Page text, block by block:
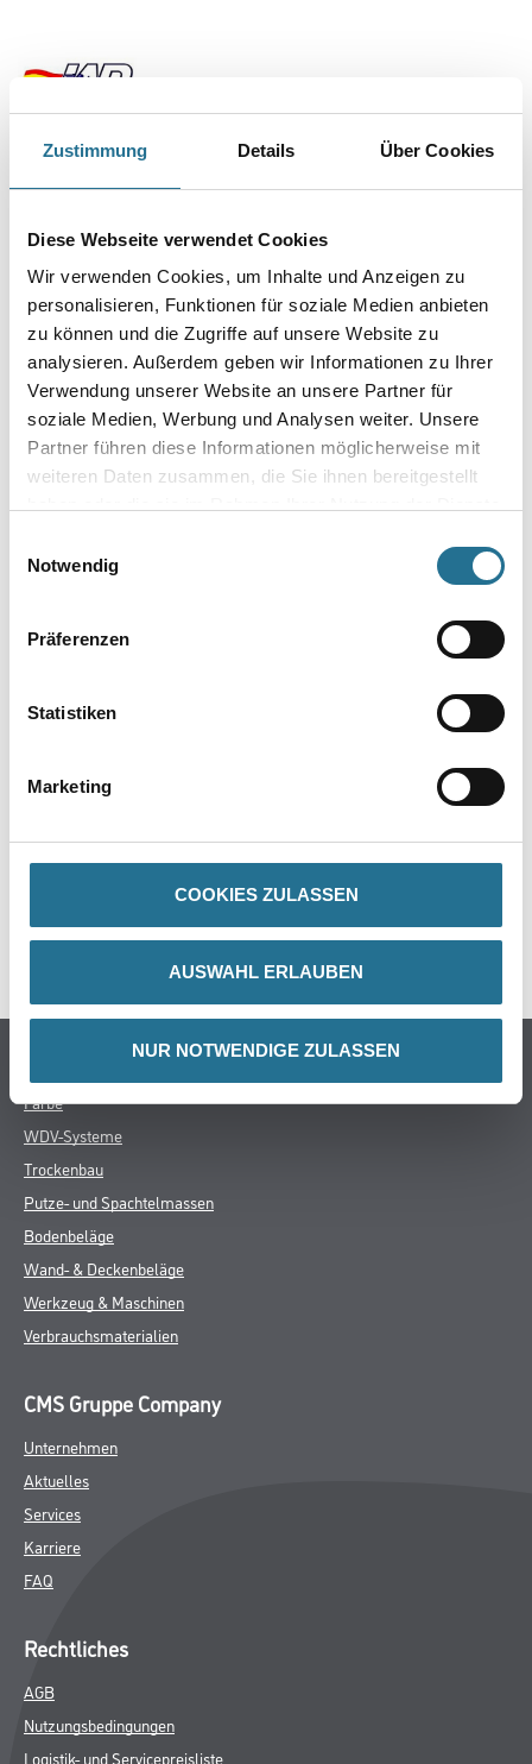
Zustimmung Details Über Cookies
Diese Webseite verwendet Cookies
Wir verwenden Cookies, um Inhalte und Anzeigen zu
personalisieren, Funktionen für soziale Medien anbieten
zu können und die Zugriffe auf unsere Website zu
analysieren. Außerdem geben wir Informationen zu Ihrer
Verwendung unserer Website an unsere Partner für
soziale Medien, Werbung und Analysen weiter. Unsere
Partner führen diese Informationen möglicherweise mit
weiteren Daten zusammen, die Sie ihnen bereitgestellt
Notwendig
Präferenzen
Statistiken
Marketing
COOKIES ZULASSEN
AUSWAHL ERLAUBEN
NUR NOTWENDIGE ZULASSEN
Komplett mit seitlichen Abdeckplättchen und Spezialbügel.
Umrechnungsfaktoren
GEFAHRENHINWEISE
Online-Shop
Farbe
WDV-Systeme
Trockenbau
Putze- und Spachtelmassen
Bodenbeläge
Wand- & Deckenbeläge
Werkzeug & Maschinen
Verbrauchsmaterialien
CMS Gruppe Company
Unternehmen
Aktuelles
Services
Karriere
FAQ
Rechtliches
AGB
Nutzungsbedingungen
Logistik- und Servicepreisliste